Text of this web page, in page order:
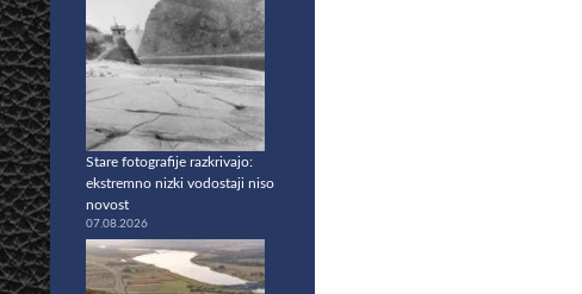
Stare fotografije razkrivajo:
ekstremno nizki vodostaji niso
novost
07.08.2026